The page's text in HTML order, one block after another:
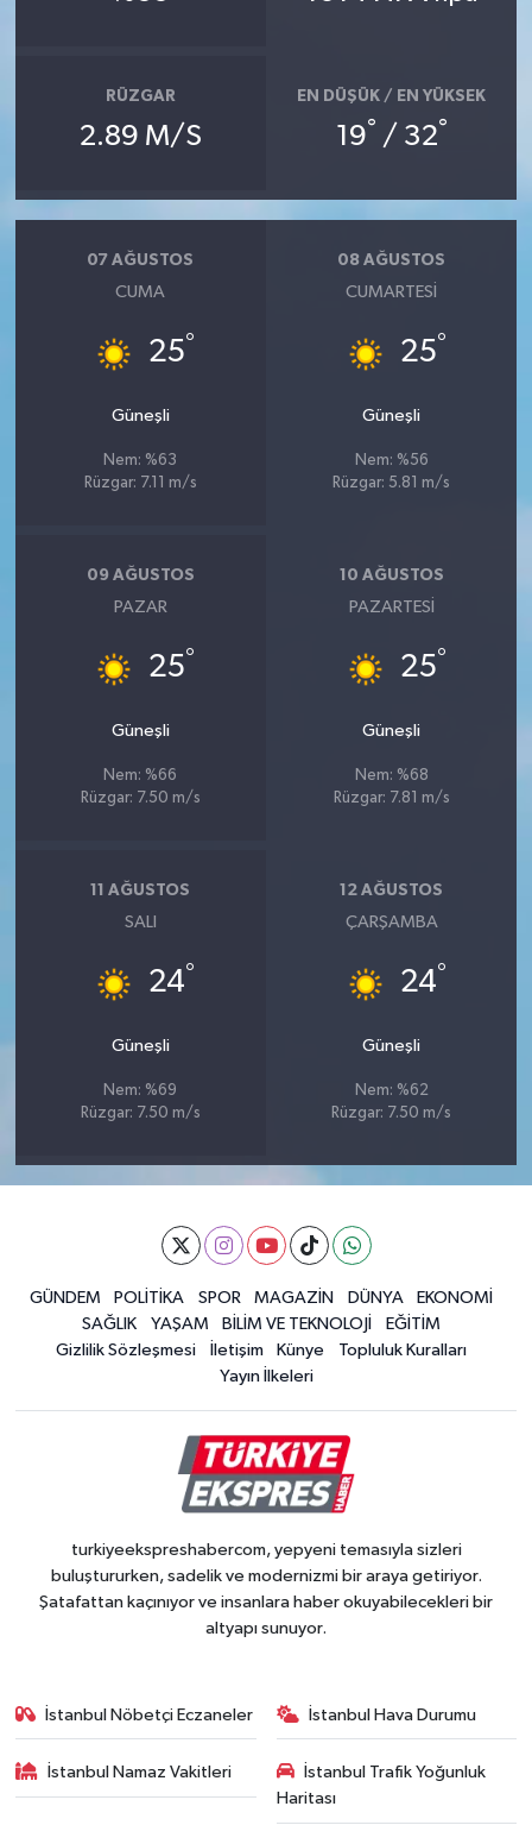
RÜZGAR
2.89 M/S
EN DÜŞÜK / EN YÜKSEK
19° / 32°
07 AĞUSTOS
CUMA
25°
Güneşli
Nem: %63
Rüzgar: 7.11 m/s
08 AĞUSTOS
CUMARTESI
25°
Güneşli
Nem: %56
Rüzgar: 5.81 m/s
09 AĞUSTOS
PAZAR
25°
Güneşli
Nem: %66
Rüzgar: 7.50 m/s
10 AĞUSTOS
PAZARTESI
25°
Güneşli
Nem: %68
Rüzgar: 7.81 m/s
11 AĞUSTOS
SALI
24°
Güneşli
Nem: %69
Rüzgar: 7.50 m/s
12 AĞUSTOS
ÇARŞAMBA
24°
Güneşli
Nem: %62
Rüzgar: 7.50 m/s
GÜNDEM POLİTİKA SPOR MAGAZİN DÜNYA
EKONOMİ
SAĞLIK
YAŞAM BİLİM VE TEKNOLOJİ
EĞİTİM
Gizlilik Sözleşmesi
İletişim Künye
Topluluk Kuralları
Yayın İlkeleri
turkiyeekspreshabercom, yepyeni temasıyla sizleri
buluştururken, sadelik ve modernizmi bir araya getiriyor.
Şatafattan kaçınıyor ve insanlara haber okuyabilecekleri bir
altyapı sunuyor.
İstanbul Nöbetçi Eczaneler İstanbul Hava Durumu
İstanbul Namaz Vakitleri
İstanbul Trafik Yoğunluk
Haritası